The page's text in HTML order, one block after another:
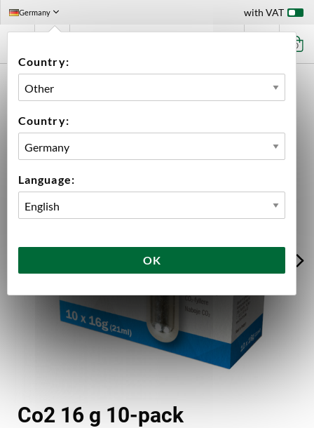
Germany
Country:
Country:
Language:
OK
with VAT
0
CO2 16 G 10-PACK
Co2 16 g 10-pack